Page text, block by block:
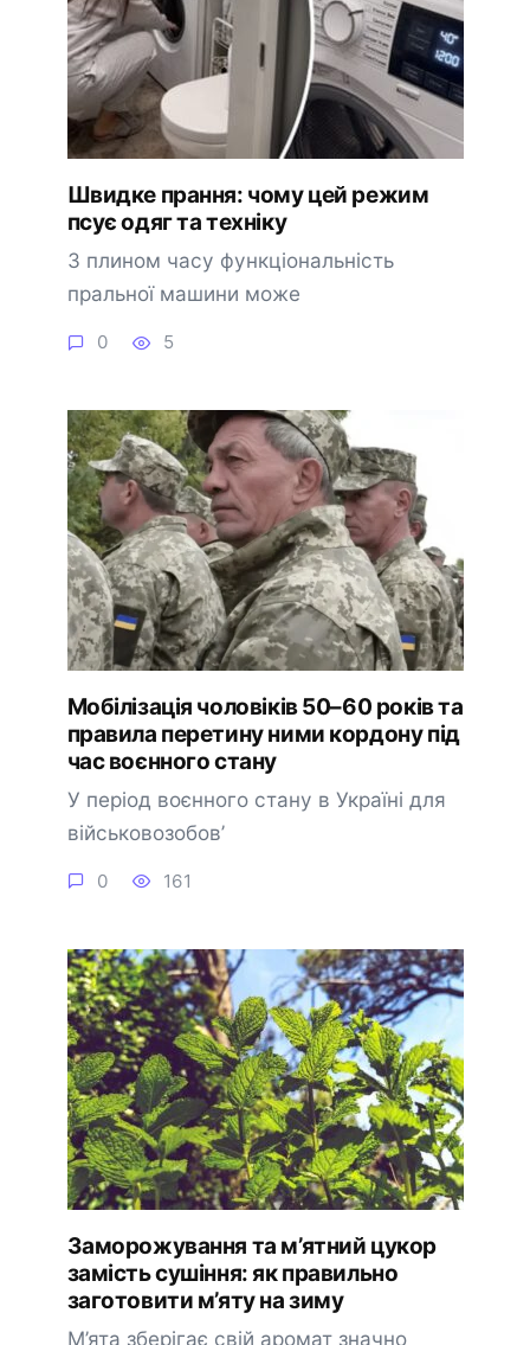
Швидке прання: чому цей режим
псує одяг та техніку
З плином часу функціональність
пральної машини може
0 5
Мобілізація чоловіків 50–60 років та
правила перетину ними кордону під
час воєнного стану
У період воєнного стану в Україні для
військовозобов’
0 161
Заморожування та м’ятний цукор
замість сушіння: як правильно
заготовити м’яту на зиму
М’ята зберігає свій аромат значно